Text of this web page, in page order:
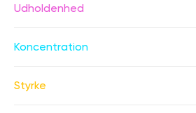
Udholdenhed
Koncentration
Styrke